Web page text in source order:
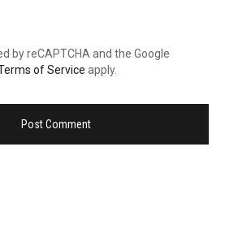
by reCAPTCHA and the Google
of Service apply.